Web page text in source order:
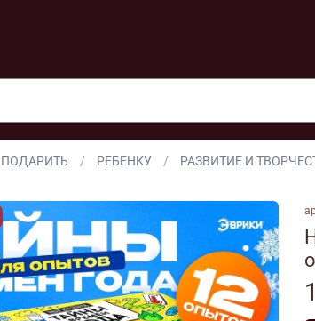
РЕБЕНКУ РАЗВИТИЕ И